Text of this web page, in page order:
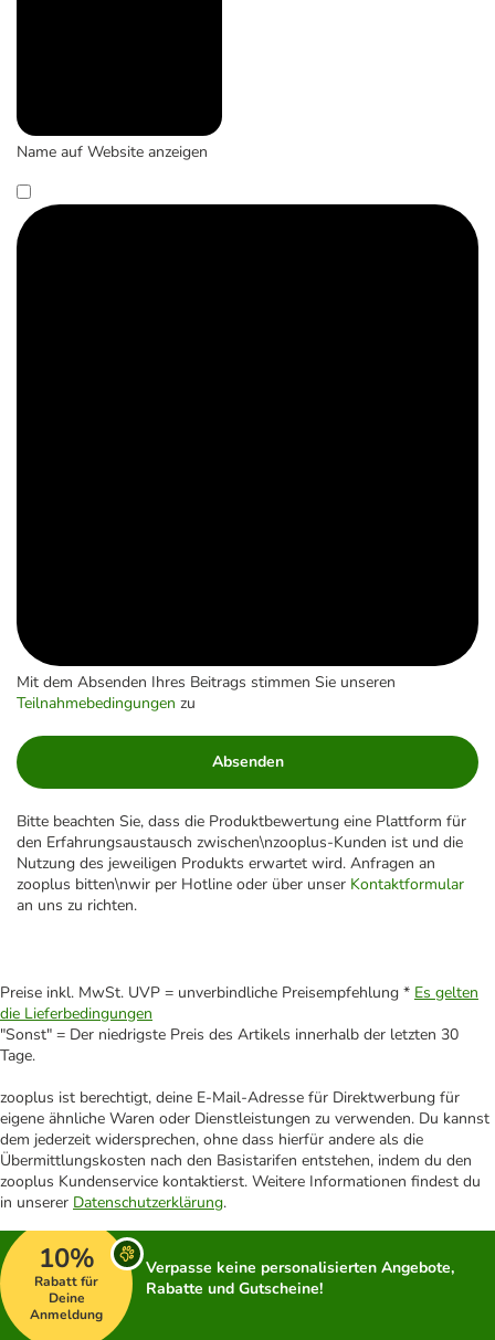
Name auf Website anzeigen
Mit dem Absenden Ihres Beitrags stimmen Sie unseren
Teilnahmebedingungen zu
Absenden
Bitte beachten Sie, dass die Produktbewertung eine Plattform für
den Erfahrungsaustausch zwischen\nzooplus-Kunden ist und die
Nutzung des jeweiligen Produkts erwartet wird. Anfragen an
zooplus bitten\nwir per Hotline oder über unser Kontaktformular
an uns zu richten.
Preise inkl. MwSt. UVP = unverbindliche Preisempfehlung * Es gelten
die Lieferbedingungen
"Sonst" = Der niedrigste Preis des Artikels innerhalb der letzten 30
Tage.
zooplus ist berechtigt, deine E-Mail-Adresse für Direktwerbung für
eigene ähnliche Waren oder Dienstleistungen zu verwenden. Du kannst
dem jederzeit widersprechen, ohne dass hierfür andere als die
Übermittlungskosten nach den Basistarifen entstehen, indem du den
zooplus Kundenservice kontaktierst. Weitere Informationen findest du
in unserer Datenschutzerklärung.
10%
Rabatt für
Deine
Anmeldung
Verpasse keine personalisierten Angebote,
Rabatte und Gutscheine!